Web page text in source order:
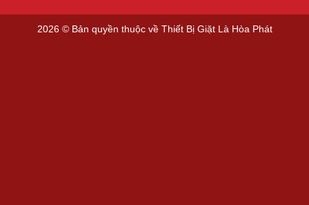
2026 © Bản quyền thuộc về Thiết Bị Giặt Là Hòa Phát